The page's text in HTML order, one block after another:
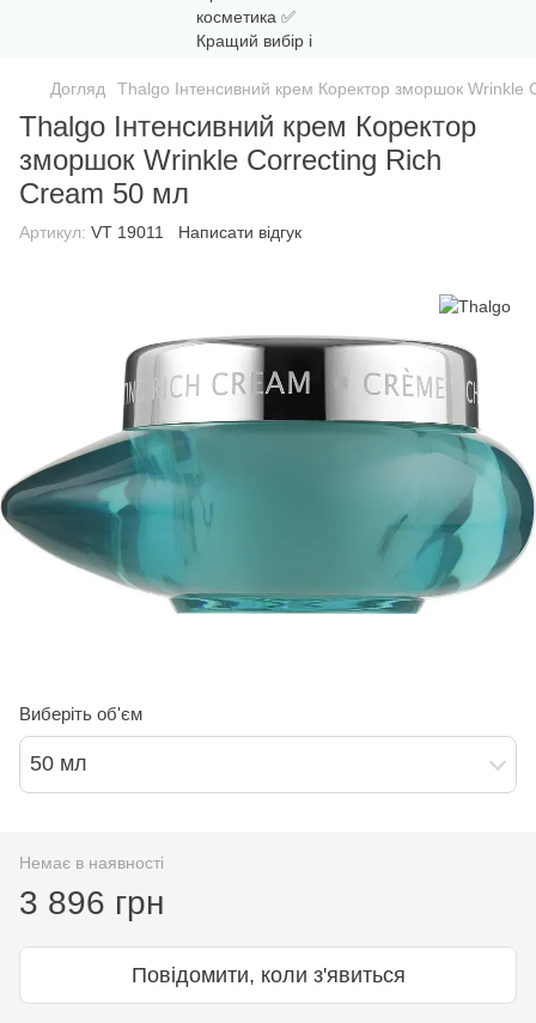
Догляд Thalgo Інтенсивний крем Коректор зморшок
Thalgo Інтенсивний крем Коректор
зморшок Wrinkle Correcting Rich
Cream 50 мл
Артикул: VT 19011 Написати відгук
Виберіть об'єм
50 мл
Немає в наявності
3 896 грн
Повідомити, коли з'явиться